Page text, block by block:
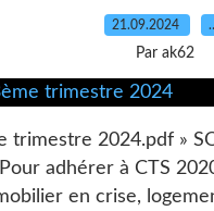
21.09.2024
Par ak62
trimestre 2024.pdf »
adhérer à CTS
en crise,